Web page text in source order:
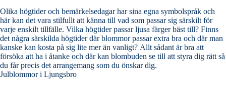
Olika högtider och bemärkelsedagar har sina egna symbolspråk och
här kan det vara stilfullt att känna till vad som passar sig särskilt för
varje enskilt tillfälle. Vilka högtider passar ljusa färger bäst till? Finns
det några särskilda högtider där blommor passar extra bra och där man
kanske kan kosta på sig lite mer än vanligt? Allt sådant är bra att
försöka att ha i åtanke och där kan blombuden se till att styra dig rätt så
du får precis det arrangemang som du önskar dig.
Julblommor i Ljungsbro